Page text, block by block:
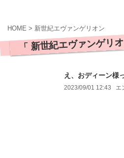
HOME > 新世紀エヴァンゲリオン
「 新世紀エヴァンゲリ
え、おディーン
2023/09/01 12:43 エ